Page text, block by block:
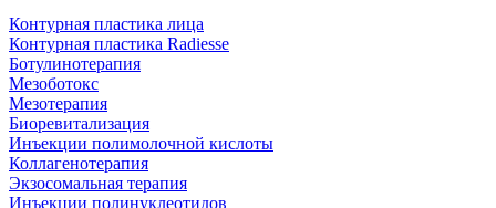
Контурная пластика лица
Контурная пластика Radiesse
Ботулинотерапия
Мезоботокс
Мезотерапия
Биоревитализация
Инъекции полимолочной кислоты
Коллагенотерапия
Экзосомальная терапия
Инъекции полинуклеотидов